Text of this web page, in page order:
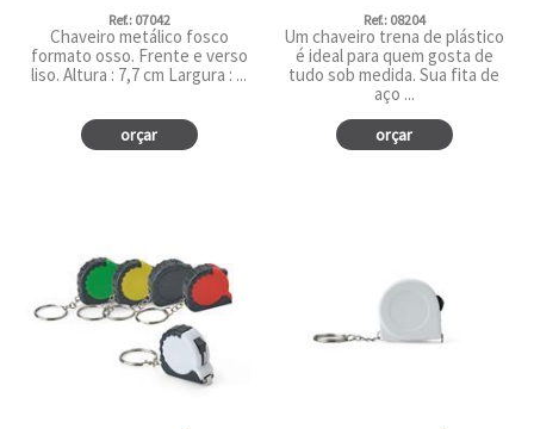
Ref.: 07042
Chaveiro metálico fosco
formato osso. Frente e verso
liso. Altura : 7,7 cm Largura : ...
orçar
Ref.: 08204
Um chaveiro trena de plástico
é ideal para quem gosta de
tudo sob medida. Sua fita de
aço ...
orçar